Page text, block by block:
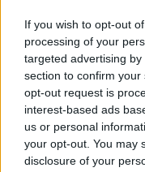
If you wish to opt-out
processing of your
targeted advertising
section to confirm
opt-out request is
interest-based ads
us or personal
your opt-out. You may
disclosure of your
Portfolio
2026. május 14. 19:40
Teljes körű
vezette Magyar
múzeumi